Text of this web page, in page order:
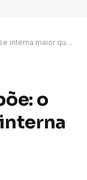
que o caso Bolsonaro
o